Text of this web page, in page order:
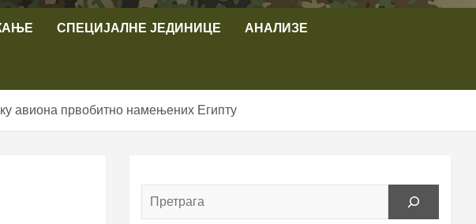
СПЕЦИЈАЛНЕ ЈЕДИНИЦЕ АНАЛИЗЕ
авиона првобитно намењених Египту